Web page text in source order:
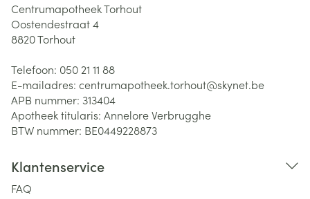
Centrumapotheek Torhout
Oostendestraat 4
8820Torhout
Telefoon: 050 21 11 88
E-mailadres: centrumapotheek.torhout@skynet.be
APB nummer: 313404
Apotheek titularis: Annelore Verbrugghe
BTW nummer: BE0449228873
Klantenservice
FAQ